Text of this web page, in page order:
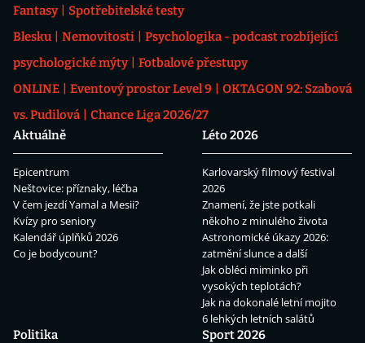
Fantasy
Spotřebitelské testy
Blesku
Nemovitosti
Psychologika - podcast rozbíjející
psychologické mýty
Fotbalové přestupy
ONLINE
Eventový prostor Level 9
OKTAGON 92: Szabová
vs. Pudilová
Chance Liga 2026/27
Aktuálně
Epicentrum
Neštovice: příznaky, léčba
V čem jezdí Yamal a Mesii?
Kvízy pro seniory
Kalendář úplňků 2026
Co je bodycount?
Léto 2026
Karlovarský filmový festival
2026
Znamení, že jste potkali
někoho z minulého života
Astronomické úkazy 2026:
zatmění slunce a další
Jak obléci miminko při
vysokých teplotách?
Jak na dokonalé letní mojito
6 lehkých letních salátů
Politika
Sport 2026